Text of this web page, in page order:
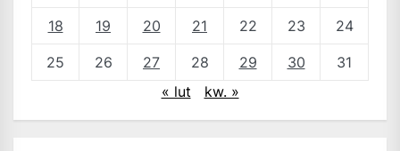
18 19 20 21 22 23 24
25 26 27 28 29 30
31
« lut
kw. »